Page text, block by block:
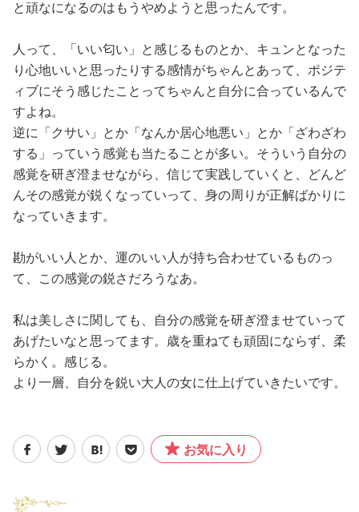
と頑なになるのはもうやめようと思ったんです。
人って、「いい匂い」と感じるものとか、キュンとなった
り心地いいと思ったりする感情がちゃんとあって、ポジテ
ィブにそう感じたことってちゃんと自分に合っているんで
すよね。
逆に「クサい」とか「なんか居心地悪い」とか「ざわざわ
する」っていう感覚も当たることが多い。そういう自分の
感覚を研ぎ澄ませながら、信じて実践していくと、どんど
んその感覚が鋭くなっていって、身の周りが正解ばかりに
なっていきます。
勘がいい人とか、運のいい人が持ち合わせているものっ
て、この感覚の鋭さだろうなあ。
私は美しさに関しても、自分の感覚を研ぎ澄ませていって
あげたいなと思ってます。歳を重ねても頑固にならず、柔
らかく。感じる。
より一層、自分を鋭い大人の女に仕上げていきたいです。
お気に入り